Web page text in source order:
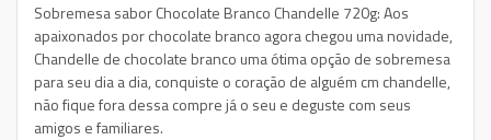
Sobremesa sabor Chocolate Branco Chandelle 720g: Aos
apaixonados por chocolate branco agora chegou uma novidade,
Chandelle de chocolate branco uma ótima opção de sobremesa
para seu dia a dia, conquiste o coração de alguém cm chandelle,
não fique fora dessa compre já o seu e deguste com seus
amigos e familiares.